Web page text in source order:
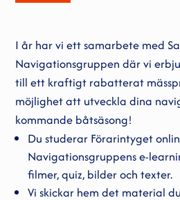
I år har vi ett samarbete med
Navigationsgruppen där vi
till ett kraftigt rabatterat
möjlighet att utveckla dina
kommande båtsäsong!
Du studerar Förarintyget
Navigationsgruppens e-
filmer, quiz, bilder och texter.
Vi skickar hem det material